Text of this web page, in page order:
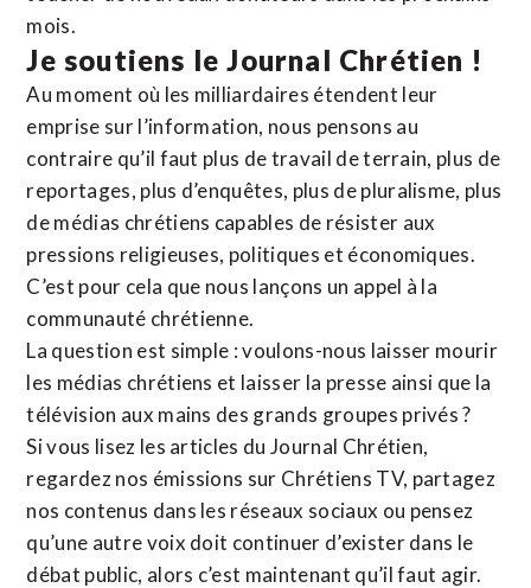
mois.
Je soutiens le Journal Chrétien !
Au moment où les milliardaires étendent leur
emprise sur l’information, nous pensons au
contraire qu’il faut plus de travail de terrain, plus de
reportages, plus d’enquêtes, plus de pluralisme, plus
de médias chrétiens capables de résister aux
pressions religieuses, politiques et économiques.
C’est pour cela que nous lançons un appel à la
communauté chrétienne.
La question est simple : voulons-nous laisser mourir
les médias chrétiens et laisser la presse ainsi que la
télévision aux mains des grands groupes privés ?
Si vous lisez les articles du Journal Chrétien,
regardez nos émissions sur Chrétiens TV, partagez
nos contenus dans les réseaux sociaux ou pensez
qu’une autre voix doit continuer d’exister dans le
débat public, alors c’est maintenant qu’il faut agir.